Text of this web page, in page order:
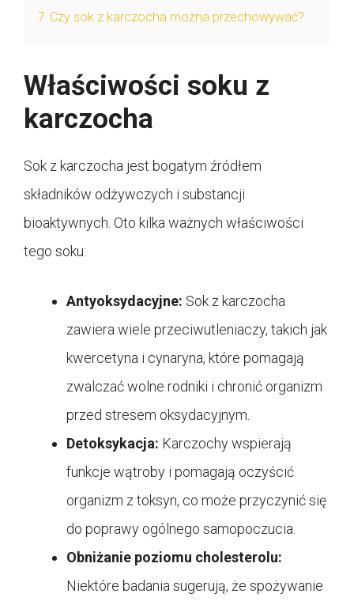
7 Czy sok z karczocha można przechowywać?
Właściwości soku z
karczocha
Sok z karczocha jest bogatym źródłem
składników odżywczych i substancji
bioaktywnych. Oto kilka ważnych właściwości
tego soku:
Antyoksydacyjne: Sok z karczocha
zawiera wiele przeciwutleniaczy, takich jak
kwercetyna i cynaryna, które pomagają
zwalczać wolne rodniki i chronić organizm
przed stresem oksydacyjnym.
Detoksykacja: Karczochy wspierają
funkcje wątroby i pomagają oczyścić
organizm z toksyn, co może przyczynić się
do poprawy ogólnego samopoczucia.
Obniżanie poziomu cholesterolu:
Niektóre badania sugerują, że spożywanie